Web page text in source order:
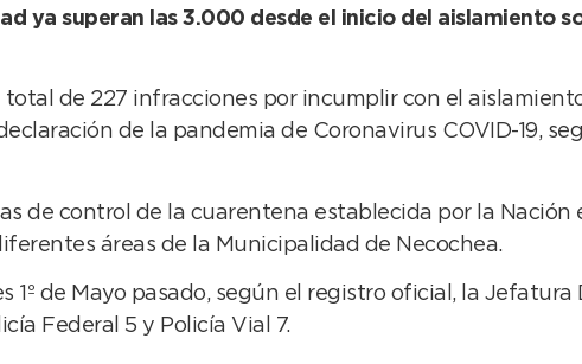
ya superan las 3.000 desde el inicio del aislamiento
total de 227 infracciones por incumplir con el
de la pandemia de Coronavirus COVID-19,
de control de la cuarentena establecida por la Nación
áreas de la Municipalidad de Necochea.
1º de Mayo pasado, según el registro oficial, la
Federal 5 y Policía Vial 7.